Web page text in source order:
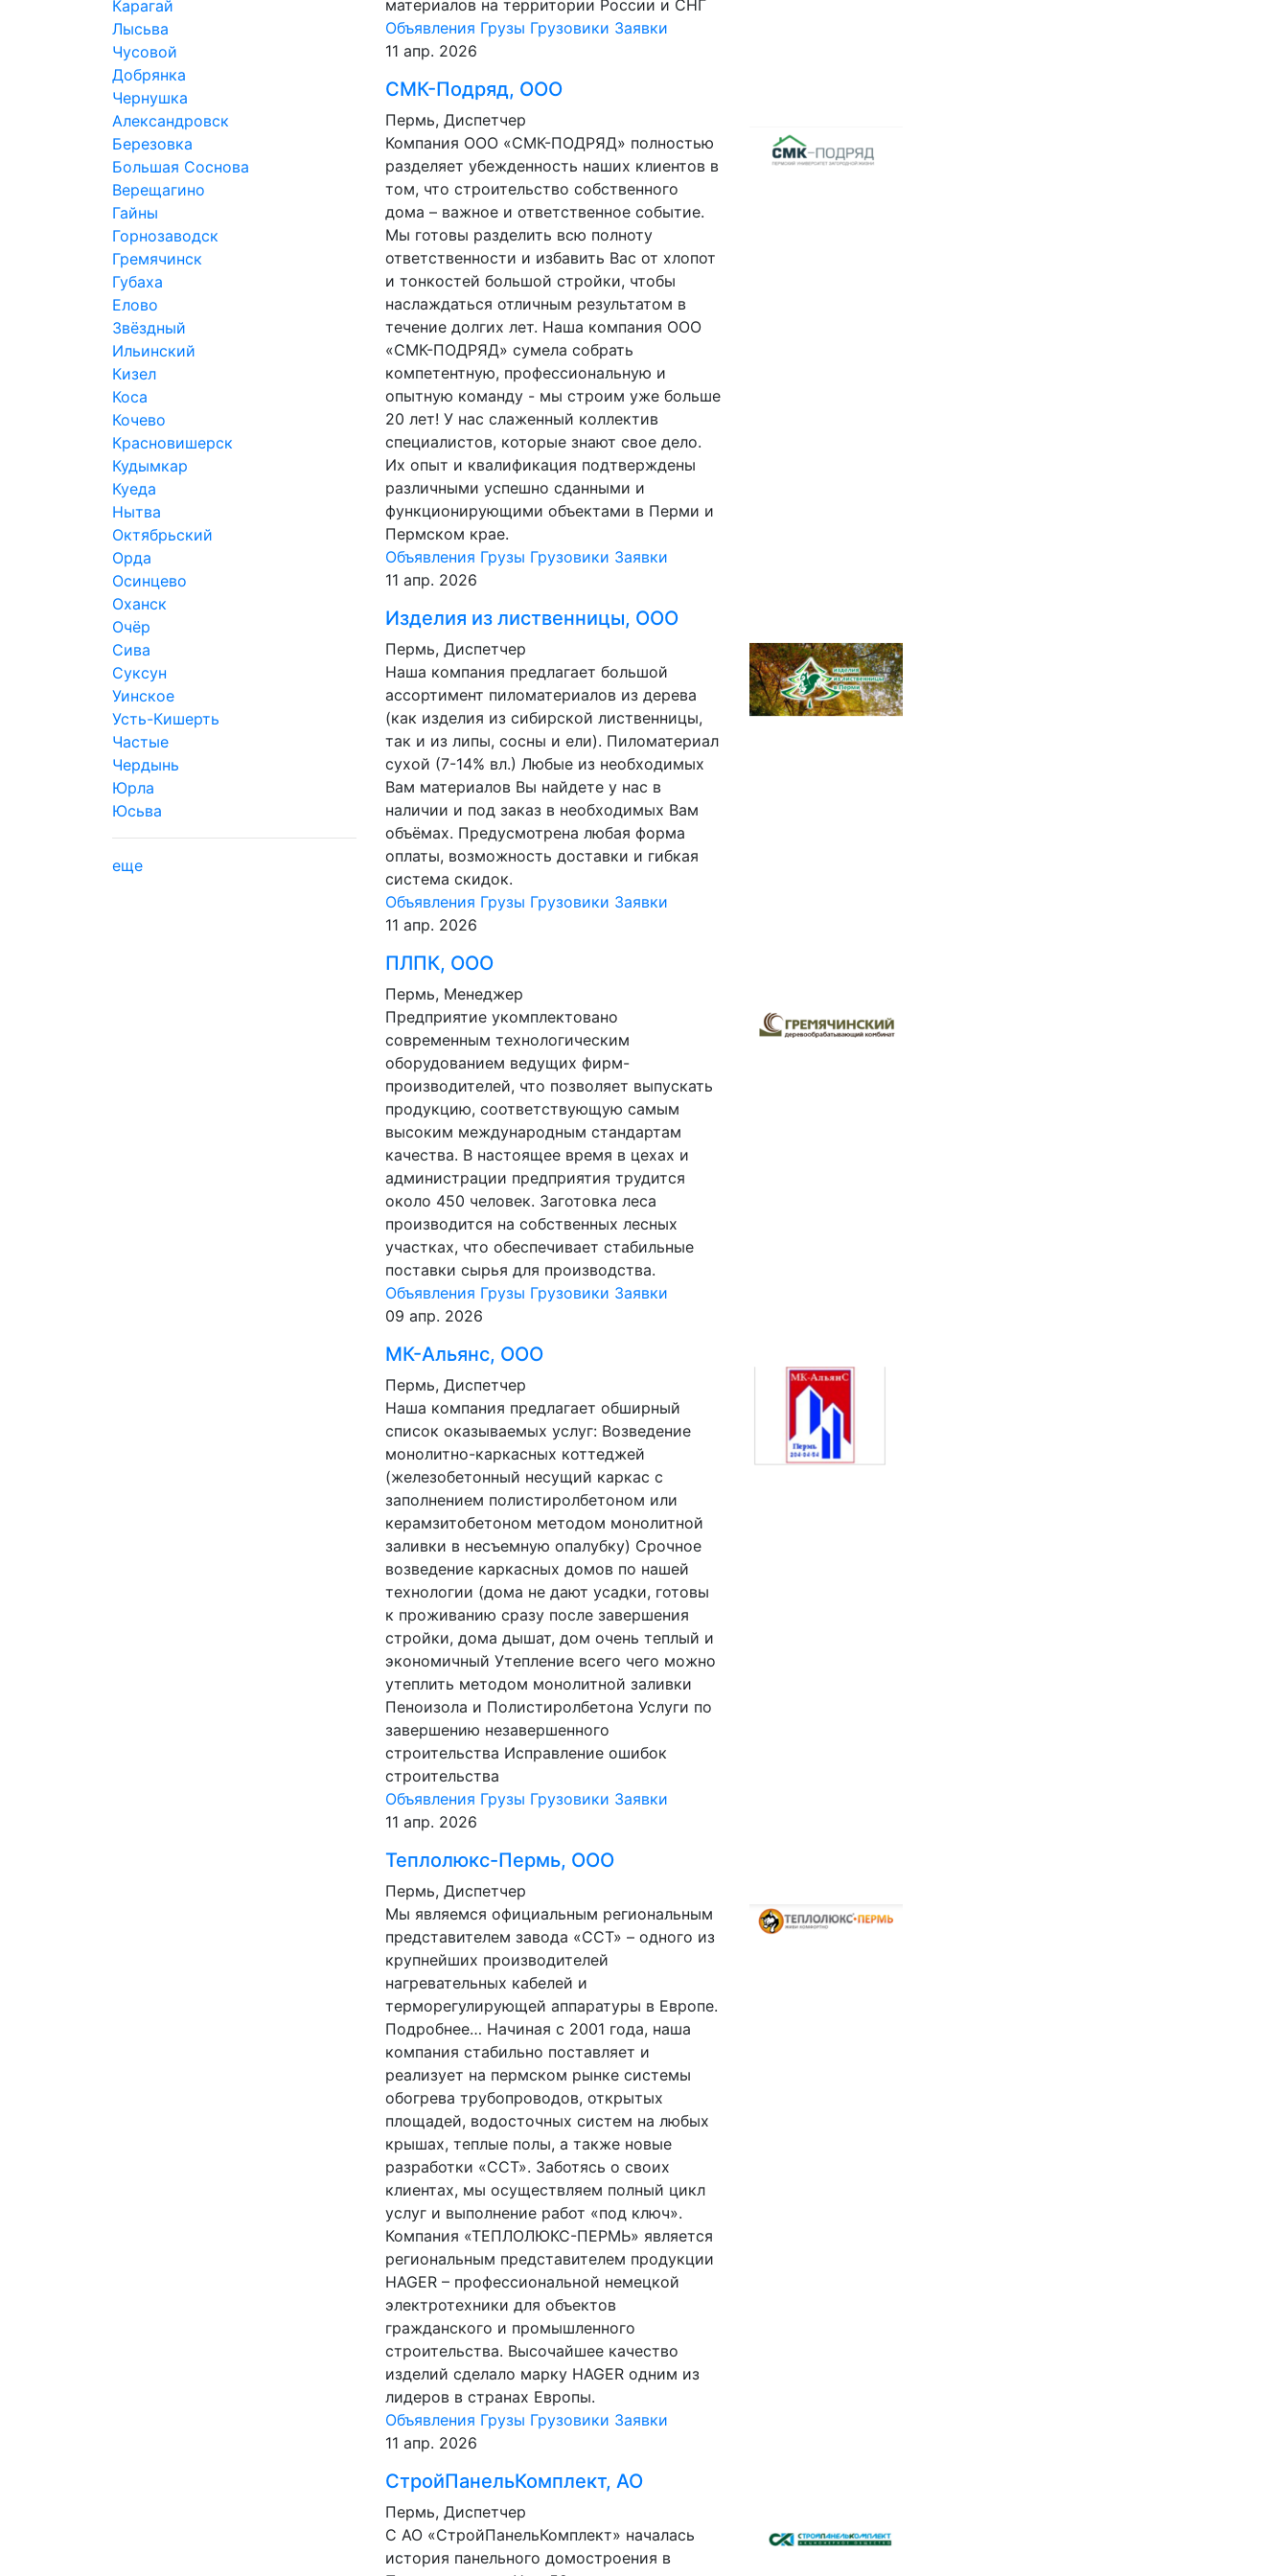
Карагай
Лысьва
Чусовой
Добрянка
Чернушка
Александровск
Березовка
Большая Соснова
Верещагино
Гайны
Горнозаводск
Гремячинск
Губаха
Елово
Звёздный
Ильинский
Кизел
Коса
Кочево
Красновишерск
Кудымкар
Куеда
Нытва
Октябрьский
Орда
Осинцево
Оханск
Очёр
Сива
Суксун
Уинское
Усть-Кишерть
Частые
Чердынь
Юрла
Юсьва
еще
материалов на территории России и СНГ
Объявления Грузы Грузовики Заявки
11 апр. 2026
СМК-Подряд, ООО
Пермь, Диспетчер
Компания ООО «СМК-ПОДРЯД» полностью
разделяет убежденность наших клиентов в
том, что строительство собственного
дома – важное и ответственное событие.
Мы готовы разделить всю полноту
ответственности и избавить Вас от хлопот
и тонкостей большой стройки, чтобы
наслаждаться отличным результатом в
течение долгих лет. Наша компания ООО
«СМК-ПОДРЯД» сумела собрать
компетентную, профессиональную и
опытную команду - мы строим уже больше
20 лет! У нас слаженный коллектив
специалистов, которые знают свое дело.
Их опыт и квалификация подтверждены
различными успешно сданными и
функционирующими объектами в Перми и
Пермском крае.
Объявления Грузы Грузовики Заявки
11 апр. 2026
Изделия из лиственницы, ООО
Пермь, Диспетчер
Наша компания предлагает большой
ассортимент пиломатериалов из дерева
(как изделия из сибирской лиственницы,
так и из липы, сосны и ели). Пиломатериал
сухой (7-14% вл.) Любые из необходимых
Вам материалов Вы найдете у нас в
наличии и под заказ в необходимых Вам
объёмах. Предусмотрена любая форма
оплаты, возможность доставки и гибкая
система скидок.
Объявления Грузы Грузовики Заявки
11 апр. 2026
ПЛПК, ООО
Пермь, Менеджер
Предприятие укомплектовано
современным технологическим
оборудованием ведущих фирм-
производителей, что позволяет выпускать
продукцию, соответствующую самым
высоким международным стандартам
качества. В настоящее время в цехах и
администрации предприятия трудится
около 450 человек. Заготовка леса
производится на собственных лесных
участках, что обеспечивает стабильные
поставки сырья для производства.
Объявления Грузы Грузовики Заявки
09 апр. 2026
МК-Альянс, ООО
Пермь, Диспетчер
Наша компания предлагает обширный
список оказываемых услуг: Возведение
монолитно-каркасных коттеджей
(железобетонный несущий каркас с
заполнением полистиролбетоном или
керамзитобетоном методом монолитной
заливки в несъемную опалубку) Срочное
возведение каркасных домов по нашей
технологии (дома не дают усадки, готовы
к проживанию сразу после завершения
стройки, дома дышат, дом очень теплый и
экономичный Утепление всего чего можно
утеплить методом монолитной заливки
Пеноизола и Полистиролбетона Услуги по
завершению незавершенного
строительства Исправление ошибок
строительства
Объявления Грузы Грузовики Заявки
11 апр. 2026
Теплолюкс-Пермь, ООО
Пермь, Диспетчер
Мы являемся официальным региональным
представителем завода «ССТ» – одного из
крупнейших производителей
нагревательных кабелей и
терморегулирующей аппаратуры в Европе.
Подробнее… Начиная с 2001 года, наша
компания стабильно поставляет и
реализует на пермском рынке системы
обогрева трубопроводов, открытых
площадей, водосточных систем на любых
крышах, теплые полы, а также новые
разработки «ССТ». Заботясь о своих
клиентах, мы осуществляем полный цикл
услуг и выполнение работ «под ключ».
Компания «ТЕПЛОЛЮКС-ПЕРМЬ» является
региональным представителем продукции
HAGER – профессиональной немецкой
электротехники для объектов
гражданского и промышленного
строительства. Высочайшее качество
изделий сделало марку HAGER одним из
лидеров в странах Европы.
Объявления Грузы Грузовики Заявки
11 апр. 2026
СтройПанельКомплект, АО
Пермь, Диспетчер
С АО «СтройПанельКомплект» началась
история панельного домостроения в